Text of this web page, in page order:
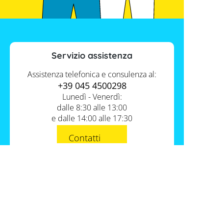
Servizio assistenza
Assistenza telefonica e consulenza al:
+39 045 4500298
Lunedì - Venerdì:
dalle 8:30 alle 13:00
e dalle 14:00 alle 17:30
Contatti